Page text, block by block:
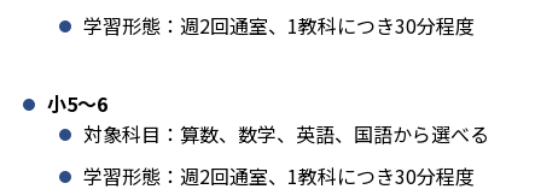
学習形態：週2回通室、1教科につき30分程度
小5〜6
対象科目：算数、数学、英語、国語から選べる
学習形態：週2回通室、1教科につき30分程度